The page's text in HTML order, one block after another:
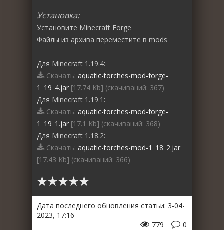
Установка:
Установите Minecraft Forge
Файлы из архива переместите в mods
Для Minecraft 1.19.4:
Скачать: aquatic-torches-mod-forge-
1_19_4.jar [17.74 Kb] (cкачиваний: 367)
Для Minecraft 1.19.1:
Скачать: aquatic-torches-mod-forge-
1_19_1.jar [17.1 Kb] (cкачиваний: 368)
Для Minecraft 1.18.2:
Скачать: aquatic-torches-mod-1_18_2.jar
[17.43 Kb] (cкачиваний: 366)
Дата последнего обновления статьи: 3-04-
2023, 17:16
0
779